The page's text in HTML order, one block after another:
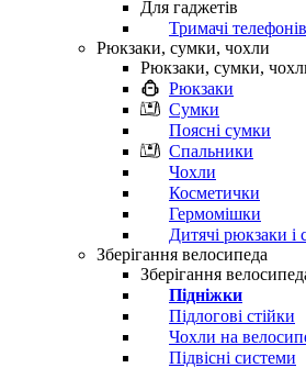
Для гаджетів
Тримачі телефонів
Рюкзаки, сумки, чохли
Рюкзаки, сумки,
Рюкзаки
Сумки
Поясні сумки
Спальники
Чохли
Косметички
Гермомішки
Дитячі рюкзаки і
Зберігання велосипеда
Зберігання
Підніжки
Підлогові стійки
Чохли на
Підвісні системи